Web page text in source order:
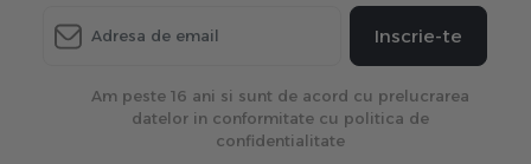
Inscrie-te
Am peste 16 ani si sunt de acord cu prelucrarea
datelor in conformitate cu politica de
confidentialitate